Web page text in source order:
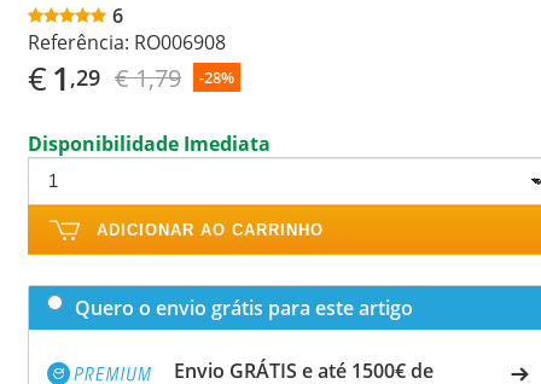
6
Referência: RO006908
€1 ,29 € 1,79 -28%
Disponibilidade Imediata
ADICIONAR AO CARRINHO
Quero o envio grátis para este artigo
Envio GRÁTIS e até 1500€ de